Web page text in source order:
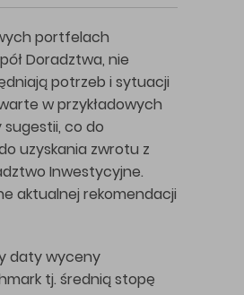
portfelach
Doradztwa, nie
potrzeb i sytuacji
w przykładowych
co do
uzyskania zwrotu z
Inwestycyjne.
aktualnej rekomendacji
daty wyceny
tj. średnią stopę